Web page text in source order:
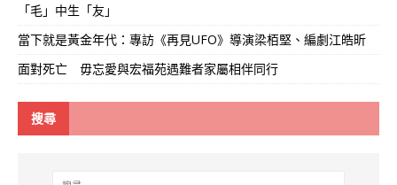
「毛」中生「友」
當下就是黃金年代：專訪《再見UFO》導演梁栢堅、編劇江皓昕
面對死亡 毋忘愛與宏福苑遇難者家屬相伴同行
搜尋